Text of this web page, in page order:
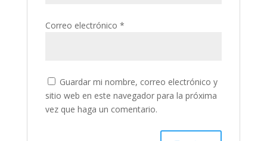
Correo electrónico *
Guardar mi nombre, correo electrónico y
sitio web en este navegador para la próxima
vez que haga un comentario.